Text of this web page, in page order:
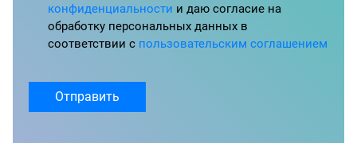
конфиденциальности и даю согласие на
обработку персональных данных в
соответствии с пользовательским соглашением
Отправить